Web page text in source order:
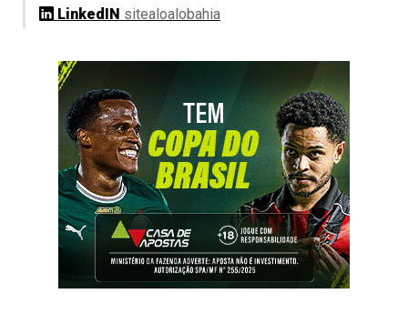
LinkedIN sitealoalobahia